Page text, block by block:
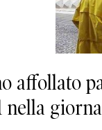
affollato
nella